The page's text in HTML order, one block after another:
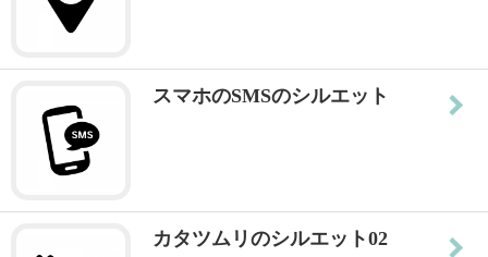
スマホのSMSのシルエット
カタツムリのシルエット02